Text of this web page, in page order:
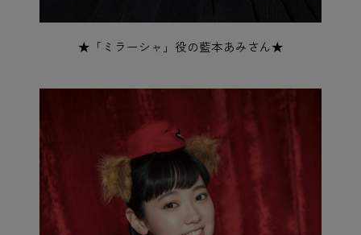
★「ミラーシャ」役の藍本あみさん★